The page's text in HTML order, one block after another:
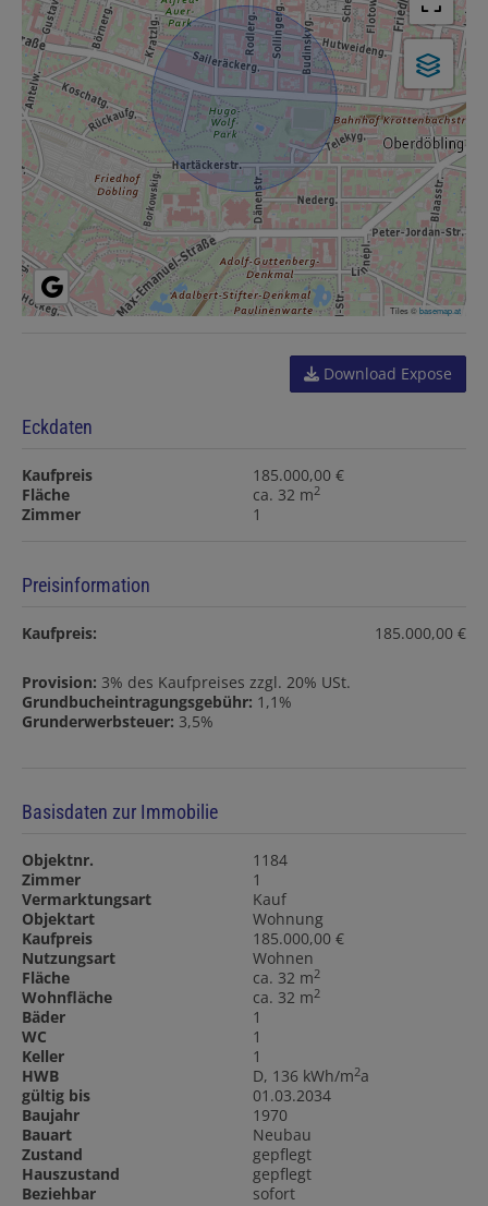
Tiles ©basemap.at
Download Expose
Eckdaten
Kaufpreis
185.000,00 €
Fläche
ca. 32 m2
Zimmer 1
Preisinformation
Kaufpreis: 185.000,00 €
Provision: 3% des Kaufpreises zzgl. 20% USt.
Grundbucheintragungsgebühr: 1,1%
Grunderwerbsteuer: 3,5%
Basisdaten zur Immobilie
Objektnr.
1184
Zimmer
1
Vermarktungsart
Kauf
Objektart
Wohnung
Kaufpreis
185.000,00 €
Nutzungsart
Wohnen
Fläche
ca. 32 m2
Wohnfläche ca. 32 m2
Bäder
1
WC
1
Keller
1
HWB
D, 136 kWh/m2a
gültig bis
01.03.2034
Baujahr
1970
Bauart
Neubau
Zustand
gepflegt
Hauszustand
gepflegt
Beziehbar
sofort